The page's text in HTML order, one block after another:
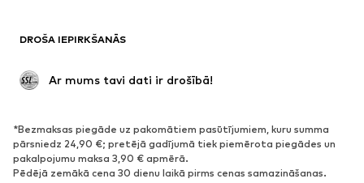
Svinības
Ekskluzīvi
APAVI
Jaunumi
Šobrīd populāri
DROŠA IEPIRKŠANĀS
Ar mums tavi dati ir drošībā!
*Bezmaksas piegāde uz pakomātiem pasūtījumiem, kuru summa
pārsniedz 24,90 €; pretējā gadījumā tiek piemērota piegādes un
pakalpojumu maksa 3,90 € apmērā.
Pēdējā zemākā cena 30 dienu laikā pirms cenas samazināšanas.